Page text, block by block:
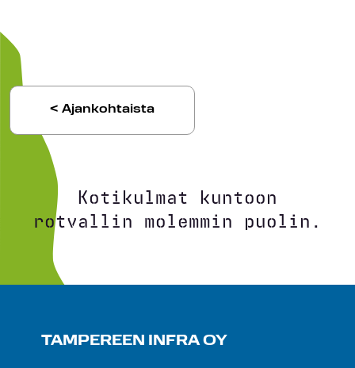
< Ajankohtaista
Kotikulmat kuntoon
rotvallin molemmin puolin.
TAMPEREEN INFRA OY